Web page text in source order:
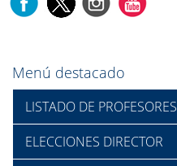
Menú destacado
LISTADO DE PROFESORES
ELECCIONES DIRECTOR